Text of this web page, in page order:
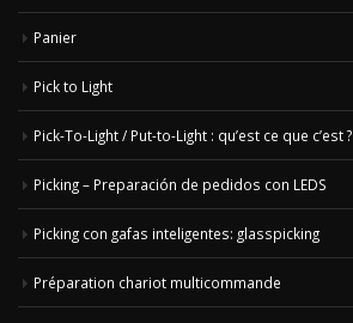
Panier
Pick to Light
Pick-To-Light / Put-to-Light : qu’est ce que c’est ?
Picking – Preparación de pedidos con LEDS
Picking con gafas inteligentes: glasspicking
Préparation chariot multicommande